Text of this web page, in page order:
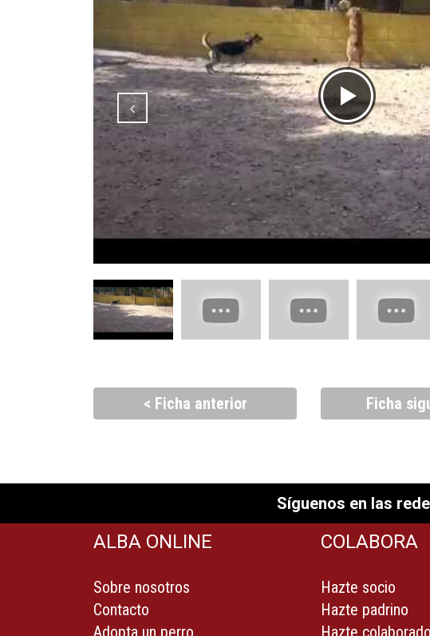
< Ficha anterior Ficha
Síguenos en las
ALBA ONLINE
Sobre nosotros
Contacto
Adopta un perro
COLABORA
Hazte socio
Hazte padrino
Hazte